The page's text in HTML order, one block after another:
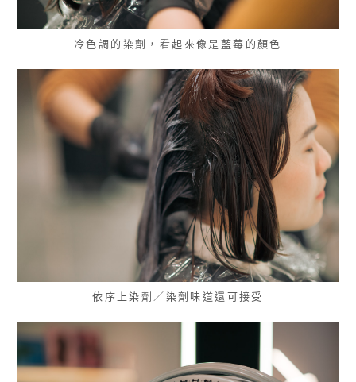
冷色調的染劑，看起來像是藍莓的顏色
依序上染劑／染劑味道還可接受